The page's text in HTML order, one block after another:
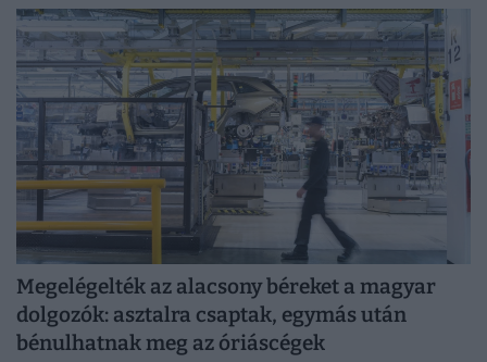
Megelégelték az alacsony béreket a magyar
dolgozók: asztalra csaptak, egymás után
bénulhatnak meg az óriáscégek